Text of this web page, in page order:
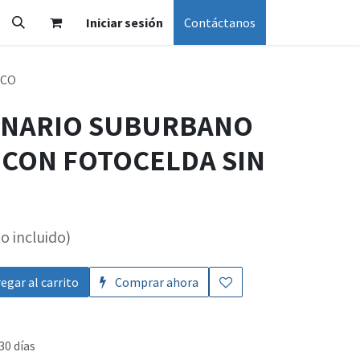
Iniciar sesión Contáctanos
SUBURBANO
FOTOCELDA SIN
incluido)
al carrito Comprar ahora
días